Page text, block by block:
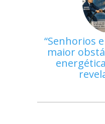
Senhorios
maior